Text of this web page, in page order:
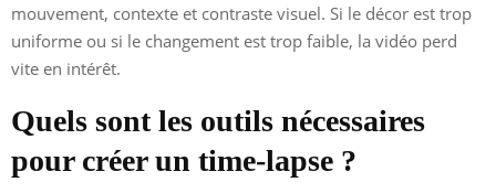
mouvement, contexte et contraste visuel. Si le décor est trop
uniforme ou si le changement est trop faible, la vidéo perd
vite en intérêt.
Quels sont les outils nécessaires
pour créer un time-lapse ?